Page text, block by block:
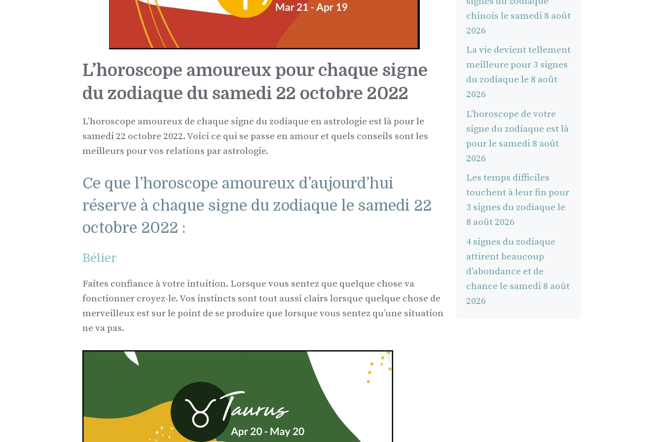
L’horoscope amoureux pour chaque signe
du zodiaque du samedi 22 octobre 2022
L’horoscope amoureux de chaque signe du zodiaque en astrologie est là pour le
samedi 22 octobre 2022. Voici ce qui se passe en amour et quels conseils sont les
meilleurs pour vos relations par astrologie.
Ce que l’horoscope amoureux d’aujourd’hui
réserve à chaque signe du zodiaque le samedi 22
octobre 2022 :
Bélier
Faites confiance à votre intuition. Lorsque vous sentez que quelque chose va
fonctionner croyez-le. Vos instincts sont tout aussi clairs lorsque quelque chose de
merveilleux est sur le point de se produire que lorsque vous sentez qu’une situation
ne va pas.
chinois le samedi 8 août
2026
La vie devient tellement
meilleure pour 3 signes
du zodiaque le 8 août
2026
L'horoscope de votre
signe du zodiaque est là
pour le samedi 8 août
2026
Les temps difficiles
touchent à leur fin pour
3 signes du zodiaque le
8 août 2026
4 signes du zodiaque
attirent beaucoup
d’abondance et de
chance le samedi 8 août
2026